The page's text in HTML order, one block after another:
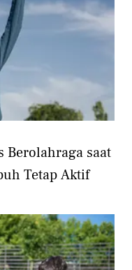
Berolahraga saat
Tetap Aktif